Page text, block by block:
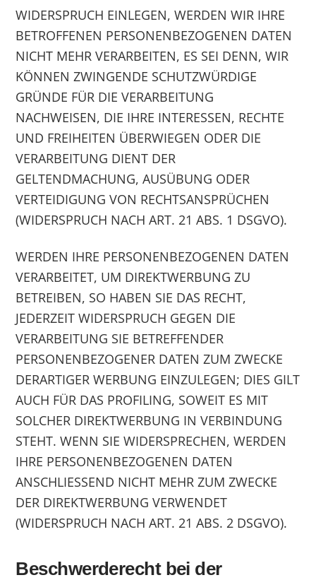
WIDERSPRUCH EINLEGEN, WERDEN WIR IHRE
BETROFFENEN PERSONENBEZOGENEN DATEN
NICHT MEHR VERARBEITEN, ES SEI DENN, WIR
KÖNNEN ZWINGENDE SCHUTZWÜRDIGE
GRÜNDE FÜR DIE VERARBEITUNG
NACHWEISEN, DIE IHRE INTERESSEN, RECHTE
UND FREIHEITEN ÜBERWIEGEN ODER DIE
VERARBEITUNG DIENT DER
GELTENDMACHUNG, AUSÜBUNG ODER
VERTEIDIGUNG VON RECHTSANSPRÜCHEN
(WIDERSPRUCH NACH ART. 21 ABS. 1 DSGVO).
WERDEN IHRE PERSONENBEZOGENEN DATEN
VERARBEITET, UM DIREKTWERBUNG ZU
BETREIBEN, SO HABEN SIE DAS RECHT,
JEDERZEIT WIDERSPRUCH GEGEN DIE
VERARBEITUNG SIE BETREFFENDER
PERSONENBEZOGENER DATEN ZUM ZWECKE
DERARTIGER WERBUNG EINZULEGEN; DIES GILT
AUCH FÜR DAS PROFILING, SOWEIT ES MIT
SOLCHER DIREKTWERBUNG IN VERBINDUNG
STEHT. WENN SIE WIDERSPRECHEN, WERDEN
IHRE PERSONENBEZOGENEN DATEN
ANSCHLIESSEND NICHT MEHR ZUM ZWECKE
DER DIREKTWERBUNG VERWENDET
(WIDERSPRUCH NACH ART. 21 ABS. 2 DSGVO).
Beschwerde­recht bei der